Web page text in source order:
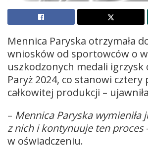
Mennica Paryska otrzymała
wniosków od sportowców o
uszkodzonych medali igrzysk
Paryż 2024, co stanowi cztery
całkowitej produkcji –
– Mennica Paryska wymieniła
z nich i kontynuuje ten proces
w oświadczeniu.